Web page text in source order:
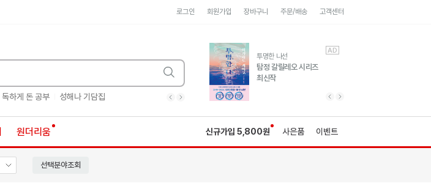
로그인 회원가입 장바구니 주문/배송 고객센터
독하게 돈 공부 성해나 기담집 히가시노게이고 추모 수족관 독하게 돈 공부
유럽 도시 기행3
풍성한 서사와 인문학적
통찰!
AD
투명한 나선
탐정 갈릴레오 시리즈
최신작
AD
원더리움 신규가입 5,800원 사은품 이벤트
선택분야조회